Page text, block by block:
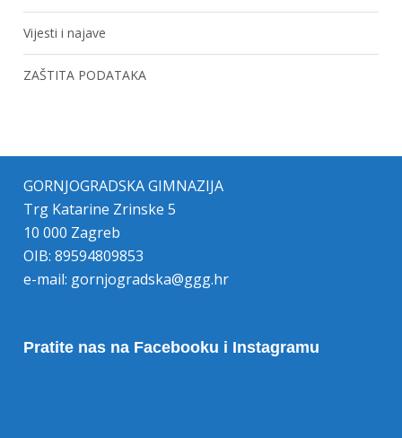
Vijesti i najave
ZAŠTITA PODATAKA
GORNJOGRADSKA GIMNAZIJA
Trg Katarine Zrinske 5
10 000 Zagreb
OIB: 89594809853
e-mail: gornjogradska@ggg.hr
Pratite nas na Facebooku i Instagramu